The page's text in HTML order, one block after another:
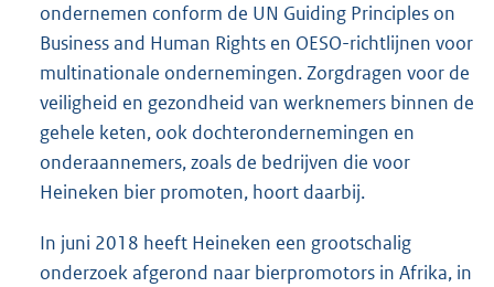
ondernemen conform de UN Guiding Principles on
Business and Human Rights en OESO-richtlijnen voor
multinationale ondernemingen. Zorgdragen voor de
veiligheid en gezondheid van werknemers binnen de
gehele keten, ook dochterondernemingen en
onderaannemers, zoals de bedrijven die voor
Heineken bier promoten, hoort daarbij.
In juni 2018 heeft Heineken een grootschalig
onderzoek afgerond naar bierpromotors in Afrika, in